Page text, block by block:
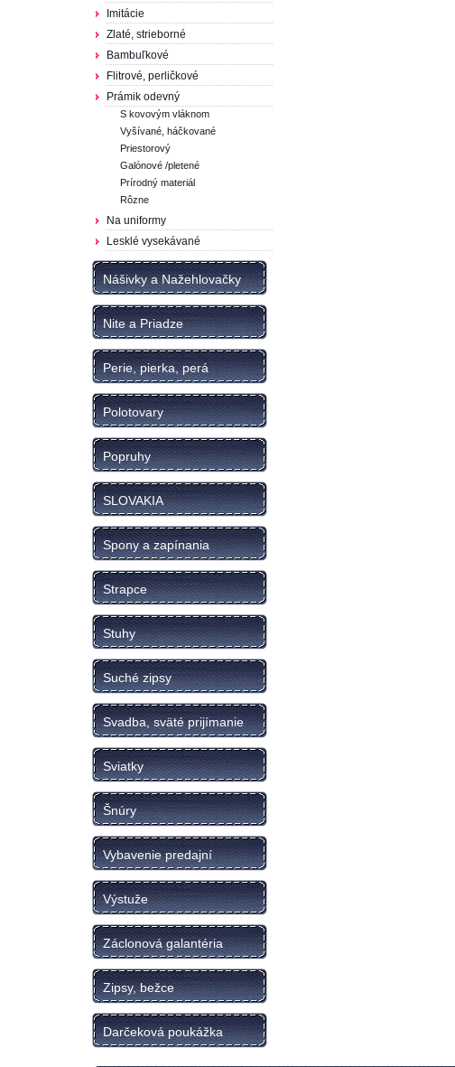
Imitácie
Zlaté, strieborné
Bambuľkové
Flitrové, perličkové
Prámik odevný
S kovovým vláknom
Vyšívané, háčkované
Priestorový
Galónové /pletené
Prírodný materiál
Rôzne
Na uniformy
Lesklé vysekávané
Nášivky a Nažehlovačky
Nite a Priadze
Perie, pierka, perá
Polotovary
Popruhy
SLOVAKIA
Spony a zapínania
Strapce
Stuhy
Suché zipsy
Svadba, sväté prijímanie
Sviatky
Šnúry
Vybavenie predajní
Výstuže
Záclonová galantéria
Zipsy, bežce
Darčeková poukážka